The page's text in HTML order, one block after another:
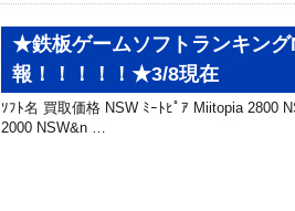
★鉄板ゲームソフトランキング
報！！！！！★3/8現在
ｿﾌﾄ名 買取価格 NSW ﾐｰﾄﾋﾟｱ Miitopia 2800
2000 NSW&n …